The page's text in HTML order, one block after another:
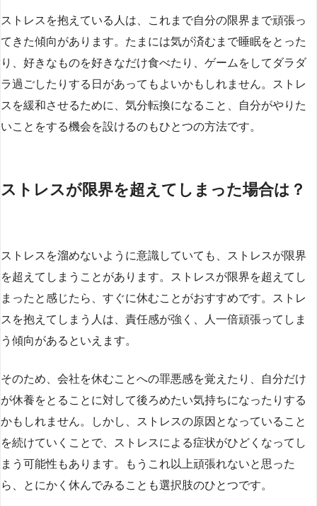
ストレスを抱えている人は、これまで自分の限界まで頑張っ
てきた傾向があります。たまには気が済むまで睡眠をとった
り、好きなものを好きなだけ食べたり、ゲームをしてダラダ
ラ過ごしたりする日があってもよいかもしれません。ストレ
スを緩和させるために、気分転換になること、自分がやりた
いことをする機会を設けるのもひとつの方法です。
ストレスが限界を超えてしまった場合は？
ストレスを溜めないように意識していても、ストレスが限界
を超えてしまうことがあります。ストレスが限界を超えてし
まったと感じたら、すぐに休むことがおすすめです。ストレ
スを抱えてしまう人は、責任感が強く、人一倍頑張ってしま
う傾向があるといえます。
そのため、会社を休むことへの罪悪感を覚えたり、自分だけ
が休養をとることに対して後ろめたい気持ちになったりする
かもしれません。しかし、ストレスの原因となっていること
を続けていくことで、ストレスによる症状がひどくなってし
まう可能性もあります。もうこれ以上頑張れないと思った
ら、とにかく休んでみることも選択肢のひとつです。